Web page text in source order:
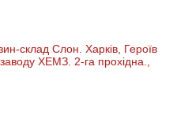
склад Слон. Харків, Героїв
ХЕМЗ. 2-га прохідна.,